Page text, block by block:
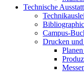
Technische
Campus-
Drucken